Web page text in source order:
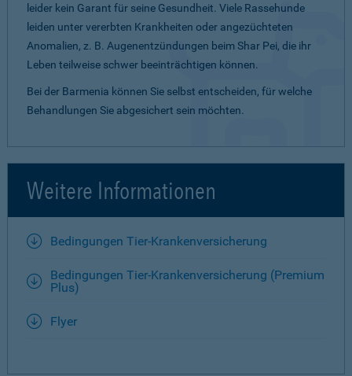
leider kein Garant für seine Gesundheit. Viele Rassehunde
leiden unter vererbten Krankheiten oder angezüchteten
Anomalien, z. B. Augenentzündungen beim Shar Pei, die ihr
Leben teilweise schwer beeinträchtigen können.
Bei der Barmenia können Sie selbst entscheiden, für welche
Behandlungen Sie abgesichert sein möchten.
Weitere Informationen
Bedingungen Tier-Krankenversicherung
Bedingungen Tier-Krankenversicherung (Premium
Plus)
Flyer